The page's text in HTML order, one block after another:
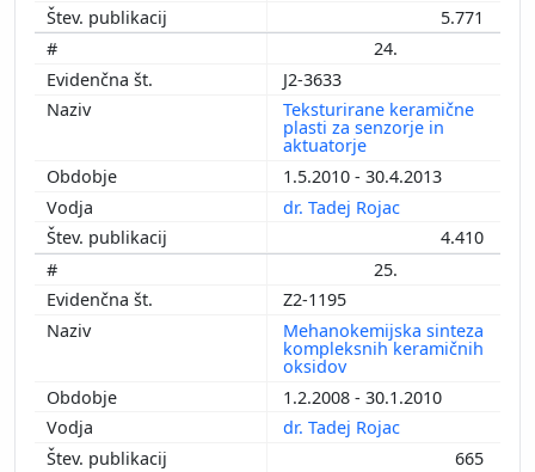
5.771
24.
J2-3633
Teksturirane keramične
plasti za senzorje in
aktuatorje
1.5.2010 - 30.4.2013
dr. Tadej Rojac
4.410
25.
Z2-1195
Mehanokemijska sinteza
kompleksnih keramičnih
oksidov
1.2.2008 - 30.1.2010
dr. Tadej Rojac
665